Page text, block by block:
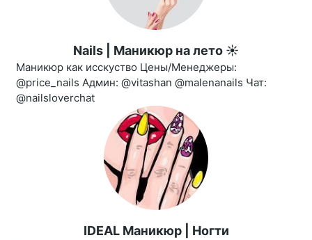
Nails | Маникюр на лето ☀️
Маникюр как исскуство Цены/Менеджеры:
@price_nails Админ: @vitashan @malenanails Чат:
@nailsloverchat
IDEAL Маникюр | Ногти